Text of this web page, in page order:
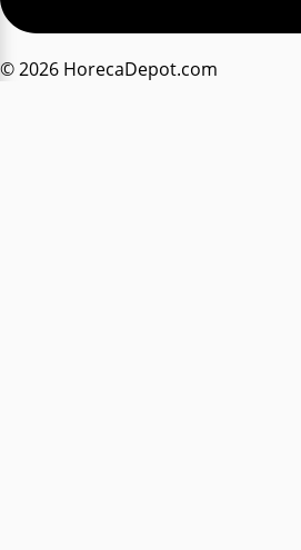
© 2026 HorecaDepot.com